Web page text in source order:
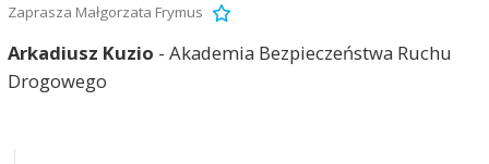
Zaprasza Małgorzata Frymus
Arkadiusz Kuzio - Akademia Bezpieczeństwa Ruchu
Drogowego